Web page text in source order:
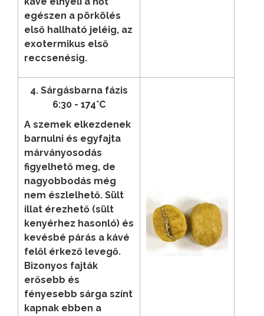
egészen a pörkölés
első hallható jeléig, az
exotermikus első
reccsenésig.
4. Sárgásbarna fázis
6:30 - 174°C
A szemek elkezdenek
barnulni és egyfajta
márványosodás
figyelhető meg, de
nagyobbodás még
nem észlelhető. Sült
illat érezhető (sült
kenyérhez hasonló) és
kevésbé párás a kávé
felől érkező levegő.
Bizonyos fajták
erősebb és
fényesebb sárga színt
kapnak ebben a